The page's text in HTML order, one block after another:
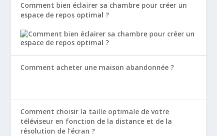
Comment bien éclairer sa chambre pour créer un
espace de repos optimal ?
Comment acheter une maison abandonnée ?
Comment choisir la taille optimale de votre
téléviseur en fonction de la distance et de la
résolution de l’écran ?